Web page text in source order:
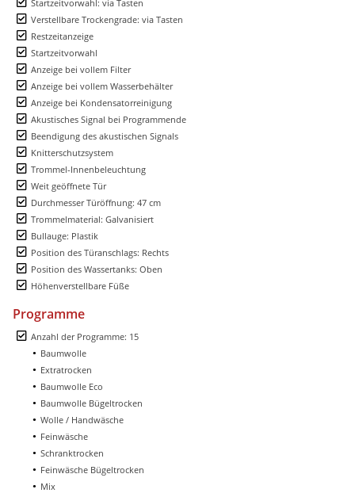
Startzeitvorwahl: via Tasten
Verstellbare Trockengrade: via Tasten
Restzeitanzeige
Startzeitvorwahl
Anzeige bei vollem Filter
Anzeige bei vollem Wasserbehälter
Anzeige bei Kondensatorreinigung
Akustisches Signal bei Programmende
Beendigung des akustischen Signals
Knitterschutzsystem
Trommel-Innenbeleuchtung
Weit geöffnete Tür
Durchmesser Türöffnung: 47 cm
Trommelmaterial: Galvanisiert
Bullauge: Plastik
Position des Türanschlags: Rechts
Position des Wassertanks: Oben
Höhenverstellbare Füße
Programme
Anzahl der Programme: 15
Baumwolle
Extratrocken
Baumwolle Eco
Baumwolle Bügeltrocken
Wolle / Handwäsche
Feinwäsche
Schranktrocken
Feinwäsche Bügeltrocken
Mix